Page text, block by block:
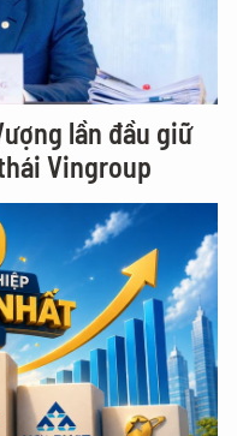
lần đầu giữ
Vingroup